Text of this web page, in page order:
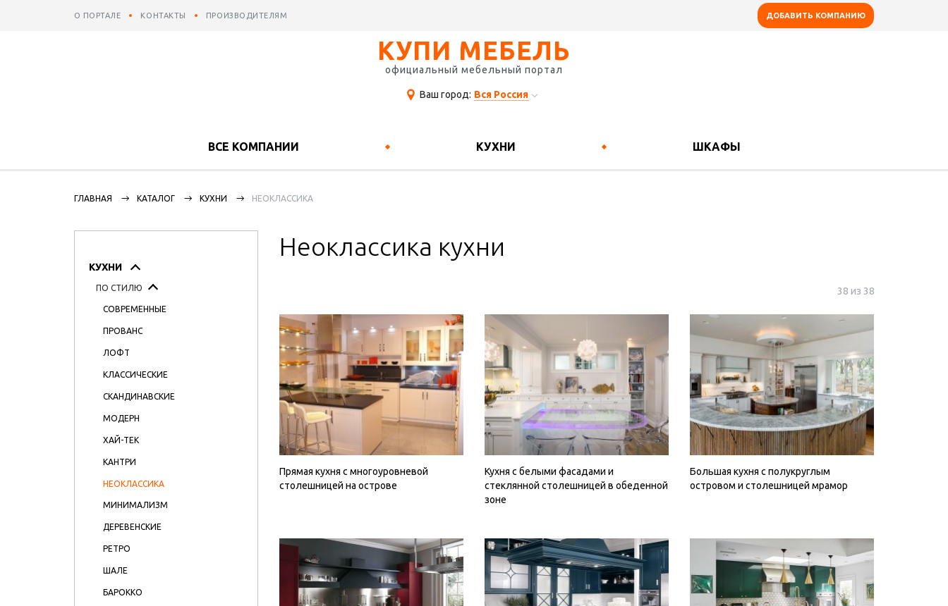
О ПОРТАЛЕ КОНТАКТЫ ПРОИЗВОДИТЕЛЯМ ДОБАВИТЬ КОМПАНИЮ
КУПИ МЕБЕЛЬ
официальный мебельный портал
Ваш город: Вся Россия
ВСЕ КОМПАНИИ КУХНИ ШКАФЫ
ГЛАВНАЯ КАТАЛОГ КУХНИ НЕОКЛАССИКА
КУХНИ
ПО СТИЛЮ
СОВРЕМЕННЫЕ
ПРОВАНС
ЛОФТ
КЛАССИЧЕСКИЕ
СКАНДИНАВСКИЕ
МОДЕРН
ХАЙ-ТЕК
КАНТРИ
НЕОКЛАССИКА
МИНИМАЛИЗМ
ДЕРЕВЕНСКИЕ
РЕТРО
ШАЛЕ
БАРОККО
Неоклассика кухни
38 из 38
Прямая кухня с многоуровневой
столешницей на острове
Кухня с белыми фасадами и
стеклянной столешницей в обеденной
зоне
Большая кухня с полукруглым
островом и столешницей мрамор